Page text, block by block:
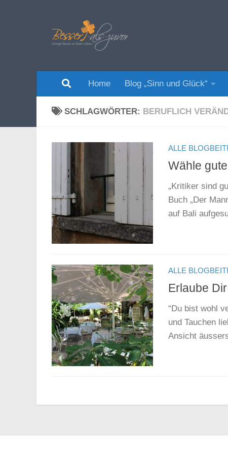
Home Blog „Sinn und Glück“
SCHLAGWÖRTER: BERUFLICH
ALLE
Wähle
„Kritiker sind
Buch „Der
auf Bali
ALLE
Erlaube
“Du bist wohl
und Tauchen
Ansicht